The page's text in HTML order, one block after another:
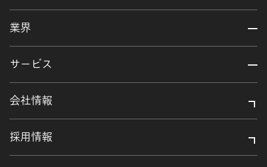
業界
サービス
会社情報
採用情報